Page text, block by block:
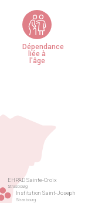
EHPAD Sainte-Croix
Strasbourg
Institution Saint-Joseph
Strasbourg
Dépendance
liée à
l'âge